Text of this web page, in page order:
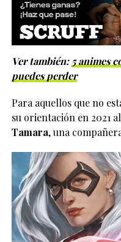
Ver también:5 animes
puedes perder
Para aquellos que no
su orientación en 2021
Tamara, una